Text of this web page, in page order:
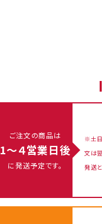
ご注文の商品は
1～４営業日後
に発送予定です。
※土
文は
発送